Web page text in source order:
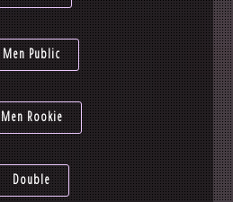
Men Public
Men Rookie
Double